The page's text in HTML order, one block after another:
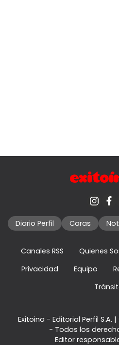
Diario Perfil Caras
Canales RSS Quienes
Privacidad
Equipo
Exitoina - Editorial Perfil S.A. |
- Todos los
Editor